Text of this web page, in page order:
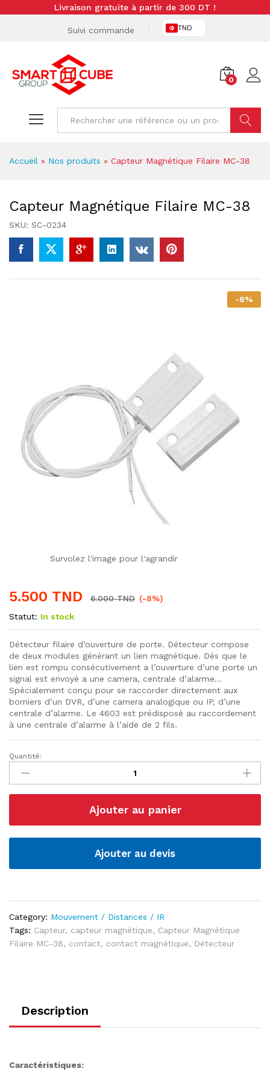
Livraison gratuite à partir de 300 DT !
Suivi commande TND
0
Accueil » Nos produits » Capteur Magnétique Filaire MC-38
Capteur Magnétique Filaire MC-38
SKU: SC-0234
-8%
Survolez l'image pour l'agrandir
5.500 TND 6.000TND (-8%)
Statut: In stock
Détecteur filaire d’ouverture de porte. Détecteur compose
de deux modules générant un lien magnétique. Dés que le
lien est rompu consécutivement a l’ouverture d’une porte un
signal est envoyé a une camera, centrale d’alarme…
Spécialement conçu pour se raccorder directement aux
borniers d’un DVR, d’une camera analogique ou IP, d’une
centrale d’alarme. Le 4603 est prédisposé au raccordement
à une centrale d’alarme à l’aide de 2 fils.
Capteur
Magnétique
Filaire
MC-
quantité
Quantité:
Ajouter au panier
Ajouter au devis
Category: Mouvement / Distances / IR
Tags: Capteur, capteur magnétique, Capteur Magnétique
Filaire MC-38, contact, contact magnétique, Détecteur
Description
Caractéristiques: